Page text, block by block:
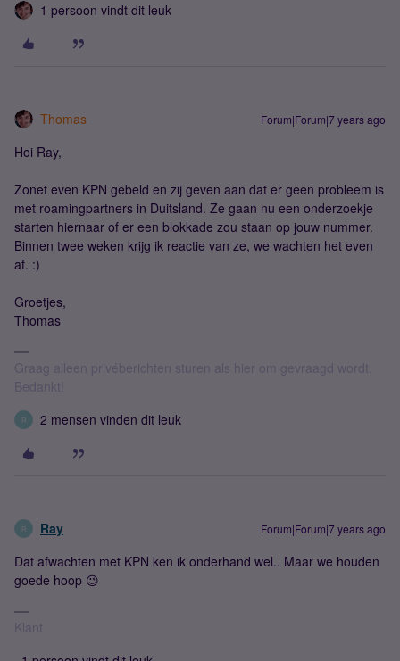
1 persoon vindt dit leuk
Thomas Forum|Forum|7 years ago
Hoi Ray,
Zonet even KPN gebeld en zij geven aan dat er geen probleem is
met roamingpartners in Duitsland. Ze gaan nu een onderzoekje
starten hiernaar of er een blokkade zou staan op jouw nummer.
Binnen twee weken krijg ik reactie van ze, we wachten het even
af. :)
Groetjes,
Thomas
Graag alleen privéberichten sturen als hier om gevraagd wordt.
Bedankt!
R 2 mensen vinden dit leuk
R Ray Forum|Forum|7 years ago
Dat afwachten met KPN ken ik onderhand wel.. Maar we houden
goede hoop 😉
Klant